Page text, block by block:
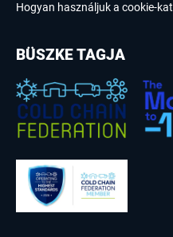
Hogyan használjuk a cookie-kat
BÜSZKE TAGJA